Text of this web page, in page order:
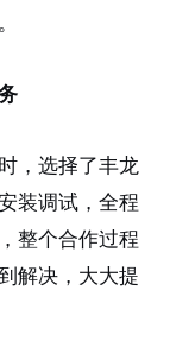
，选择了丰龙
装调试，全程
整个合作过程
解决，大大提